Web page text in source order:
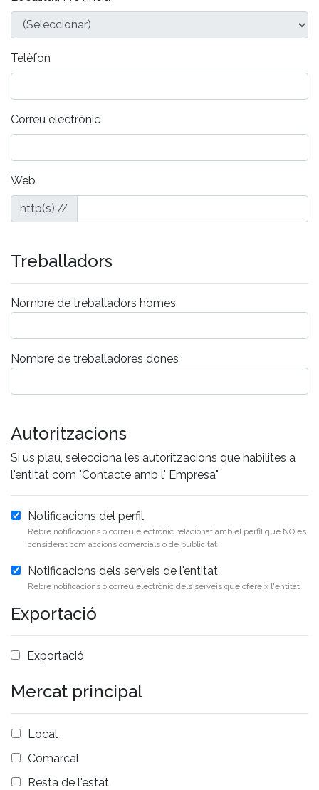
Telèfon
Correu electrònic
Web
http(s)://
Treballadors
Nombre de treballadors homes
Nombre de treballadores dones
Autoritzacions
Si us plau, selecciona les autoritzacions que habilites a
l'entitat com "Contacte amb l' Empresa"
Notificacions del perfil
Rebre notificacions o correu electrònic relacionat amb el perfil que NO es
considerat com accions comercials o de publicitat
Notificacions dels serveis de l'entitat
Rebre notificacions o correu electrònic dels serveis que ofereix l'entitat
Exportació
Exportació
Mercat principal
Local
Comarcal
Resta de l'estat